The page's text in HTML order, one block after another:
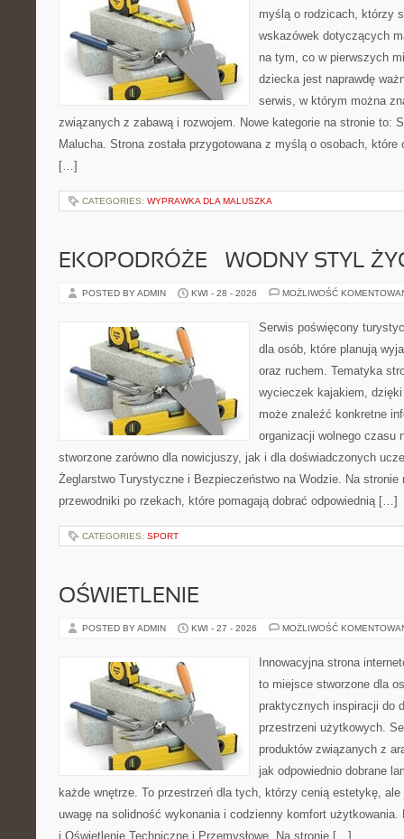
myślą o rodzicach, którzy
wskazówek dotyczących
na tym, co w pierwszych
dziecka jest naprawdę
serwis, w którym można
związanych z zabawą i rozwojem. Nowe kategorie na stronie to:
Malucha. Strona została przygotowana z myślą o osobach, które
[…]
CATEGORIES: WYPRAWKA DLA MALUSZKA
EKOPODRÓŻE – WODNY STYL
POSTED BY ADMIN KWI - 28 - 2026 MOŻLIWOŚĆ
Serwis poświęcony
dla osób, które planują
oraz ruchem. Tematyka
wycieczek kajakiem,
może znaleźć konkretne
organizacji wolnego czasu
stworzone zarówno dla nowicjuszy, jak i dla doświadczonych
Żeglarstwo Turystyczne i Bezpieczeństwo na Wodzie. Na stronie
przewodniki po rzekach, które pomagają dobrać odpowiednią […]
CATEGORIES: SPORT
OŚWIETLENIE
POSTED BY ADMIN KWI - 27 - 2026 MOŻLIWOŚĆ
Innowacyjna strona
to miejsce stworzone dla
praktycznych inspiracji do
przestrzeni użytkowych.
produktów związanych z
jak odpowiednio dobrane
każde wnętrze. To przestrzeń dla tych, którzy cenią estetykę,
uwagę na solidność wykonania i codzienny komfort
i Oświetlenie Techniczne i Przemysłowe. Na stronie […]